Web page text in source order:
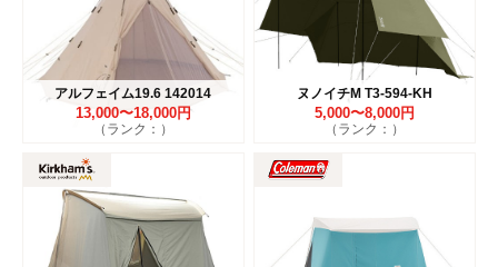
アルフェイム19.6 142014
13,000〜18,000円
（ランク：）
ヌノイチM T3-594-KH
5,000〜8,000円
（ランク：）